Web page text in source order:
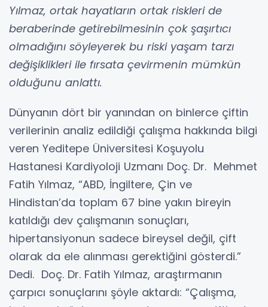
Yılmaz, ortak hayatların ortak riskleri de
beraberinde getirebilmesinin çok şaşırtıcı
olmadığını söyleyerek bu riski yaşam tarzı
değişiklikleri ile fırsata çevirmenin mümkün
olduğunu anlattı.
Dünyanın dört bir yanından on binlerce çiftin
verilerinin analiz edildiği çalışma hakkında bilgi
veren Yeditepe Üniversitesi Koşuyolu
Hastanesi Kardiyoloji Uzmanı Doç. Dr. Mehmet
Fatih Yılmaz, “ABD, İngiltere, Çin ve
Hindistan’da toplam 67 bine yakın bireyin
katıldığı dev çalışmanın sonuçları,
hipertansiyonun sadece bireysel değil, çift
olarak da ele alınması gerektiğini gösterdi.”
Dedi. Doç. Dr. Fatih Yılmaz, araştırmanın
çarpıcı sonuçlarını şöyle aktardı: “Çalışma,